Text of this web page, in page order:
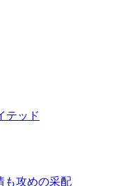
テッド
も攻めの采配